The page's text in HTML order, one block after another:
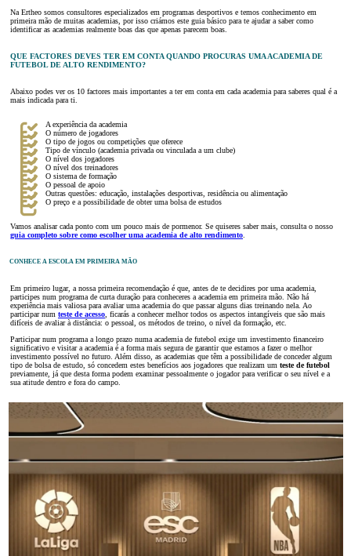
Na Ertheo somos consultores especializados em programas desportivos e temos conhecimento em
primeira mão de muitas academias, por isso criámos este guia básico para te ajudar a saber como
identificar as academias realmente boas das que apenas parecem boas.
QUE FACTORES DEVES TER EM CONTA QUANDO PROCURAS UMA ACADEMIA DE
FUTEBOL DE ALTO RENDIMENTO?
Abaixo podes ver os 10 factores mais importantes a ter em conta em cada academia para saberes qual é a
mais indicada para ti.
A experiência da academia
O número de jogadores
O tipo de jogos ou competições que oferece
Tipo de vínculo (academia privada ou vinculada a um clube)
O nível dos jogadores
O nível dos treinadores
O sistema de formação
O pessoal de apoio
Outras questões: educação, instalações desportivas, residência ou alimentação
O preço e a possibilidade de obter uma bolsa de estudos
Vamos analisar cada ponto com um pouco mais de pormenor. Se quiseres saber mais, consulta o nosso
guia completo sobre como escolher uma academia de alto rendimento.
CONHECE A ESCOLA EM PRIMEIRA MÃO
Em primeiro lugar, a nossa primeira recomendação é que, antes de te decidires por uma academia,
participes num programa de curta duração para conheceres a academia em primeira mão. Não há
experiência mais valiosa para avaliar uma academia do que passar alguns dias treinando nela. Ao
participar num teste de acesso , ficarás a conhecer melhor todos os aspectos intangíveis que são mais
difíceis de avaliar à distância: o pessoal, os métodos de treino, o nível da formação, etc.
Participar num programa a longo prazo numa academia de futebol exige um investimento financeiro
significativo e visitar a academia é a forma mais segura de garantir que estamos a fazer o melhor
investimento possível no futuro. Além disso, as academias que têm a possibilidade de conceder algum
tipo de bolsa de estudo, só concedem estes benefícios aos jogadores que realizam um teste de futebol
previamente, já que desta forma podem examinar pessoalmente o jogador para verificar o seu nível e a
sua atitude dentro e fora do campo.